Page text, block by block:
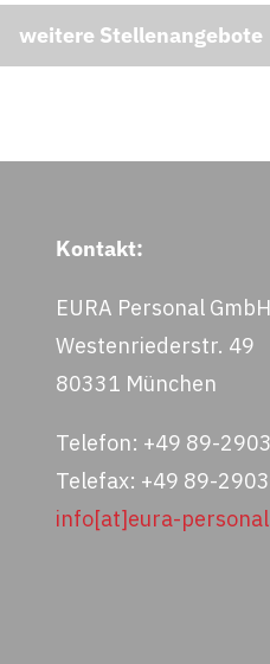
weitere Stellenangebote
Kontakt:
EURA Personal GmbH
Westenriederstr. 49
80331 München
Telefon: +49 89-
Telefax: +49 89-
info[at]eura-